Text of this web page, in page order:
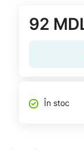
92
În stoc